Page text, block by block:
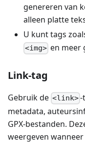
genereren van
alleen platte
U kunt tags
<img> en meer
Link-tag
Gebruik de <link>-
metadata,
GPX-bestanden.
weergeven wanneer